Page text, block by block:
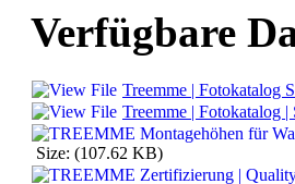
Verfügbare
Treemme | Fotokatalog
Treemme | Fotokatalog |
Size: (107.62 KB)